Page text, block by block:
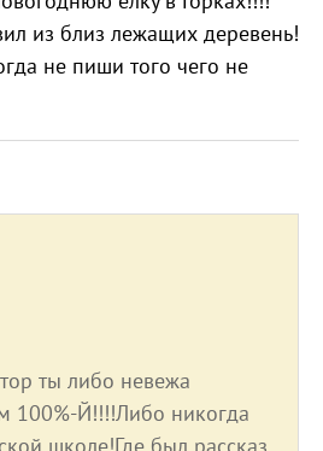
из близ лежащих деревень!
не пиши того чего не
ты либо невежа
100%-Й!!!!Либо никогда